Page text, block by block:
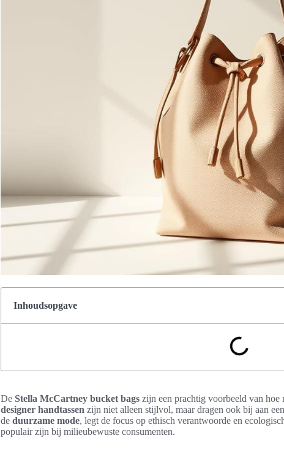
Inhoudsopgave
De Stella McCartney bucket bags zijn een prachtig voorbeeld van hoe
designer handtassen zijn niet alleen stijlvol, maar dragen ook bij aan
de duurzame mode, legt de focus op ethisch verantwoorde en
populair zijn bij milieubewuste consumenten.